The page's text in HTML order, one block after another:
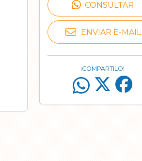
CONSULTAR
ENVIAR E-MAIL
¡COMPARTILO!